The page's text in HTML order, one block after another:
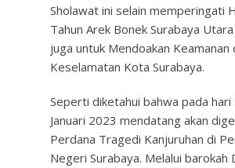
Sholawat ini selain memperingati
Tahun Arek Bonek Surabaya
juga untuk Mendoakan Keamanan
Keselamatan Kota Surabaya.
Seperti diketahui bahwa pada hari
Januari 2023 mendatang akan
Perdana Tragedi Kanjuruhan di
Negeri Surabaya. Melalui barokah